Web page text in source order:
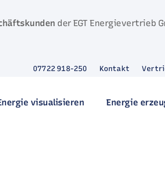
der EGT Energievertrieb
07722 918-250 Kontakt
visualisieren Energie